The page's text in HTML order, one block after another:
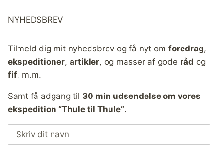
NYHEDSBREV
Tilmeld dig mit nyhedsbrev og få nyt om foredrag,
ekspeditioner, artikler, og masser af gode råd og
fif, m.m.
Samt få adgang til 30 min udsendelse om vores
ekspedition “Thule til Thule”.